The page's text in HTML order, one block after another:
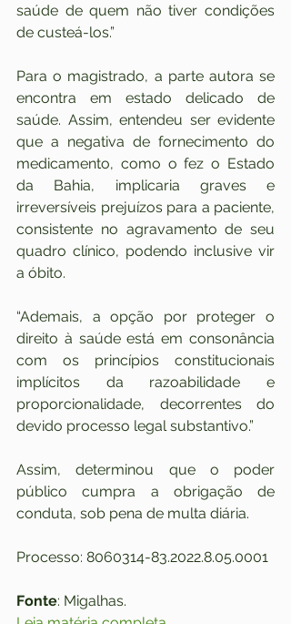
saúde de quem não tiver condições
de custeá-los.”
Para o magistrado, a parte autora se
encontra em estado delicado de
saúde. Assim, entendeu ser evidente
que a negativa de fornecimento do
medicamento, como o fez o Estado
da Bahia, implicaria graves e
irreversíveis prejuízos para a paciente,
consistente no agravamento de seu
quadro clínico, podendo inclusive vir
a óbito.
“Ademais, a opção por proteger o
direito à saúde está em consonância
com os princípios constitucionais
implícitos da razoabilidade e
proporcionalidade, decorrentes do
devido processo legal substantivo.”
Assim, determinou que o poder
público cumpra a obrigação de
conduta, sob pena de multa diária.
Processo: 8060314-83.2022.8.05.0001
Fonte: Migalhas.